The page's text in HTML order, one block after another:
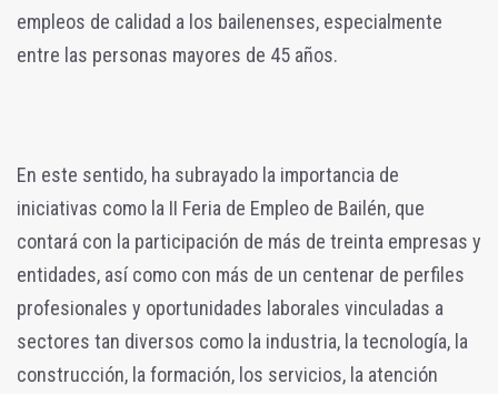
empleos de calidad a los bailenenses, especialmente
entre las personas mayores de 45 años.
En este sentido, ha subrayado la importancia de
iniciativas como la II Feria de Empleo de Bailén, que
contará con la participación de más de treinta empresas y
entidades, así como con más de un centenar de perfiles
profesionales y oportunidades laborales vinculadas a
sectores tan diversos como la industria, la tecnología, la
construcción, la formación, los servicios, la atención